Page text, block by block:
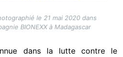
le 21 mai 2020 dans
BIONEXX à Madagascar
dans la lutte contre le